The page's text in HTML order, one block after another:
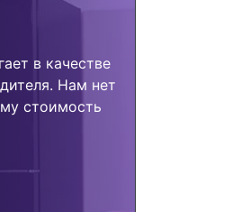
в качестве
Нам нет
стоимость